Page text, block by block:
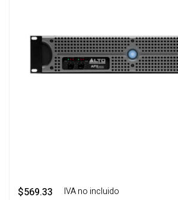
$569.33 ‎ ‎ ‎ IVA no incluido